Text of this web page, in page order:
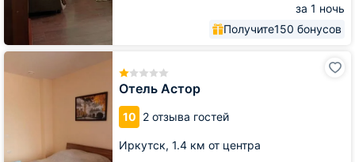
за 1 ночь
Получите150 бонусов
Отель Астор
10 2 отзыва гостей
Иркутск, 1.4 км от центра
Отель
Астор